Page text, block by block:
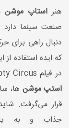
هنراستاپ موشن
صنعت سینما دارد.
دنبال راهی برای
که ایده استفاده
در فیلم Humpty Dumpty Circus در سال ۱۸۹۷ استفاده شد.
استپ موشن ها،
قرار می‌گرفت.